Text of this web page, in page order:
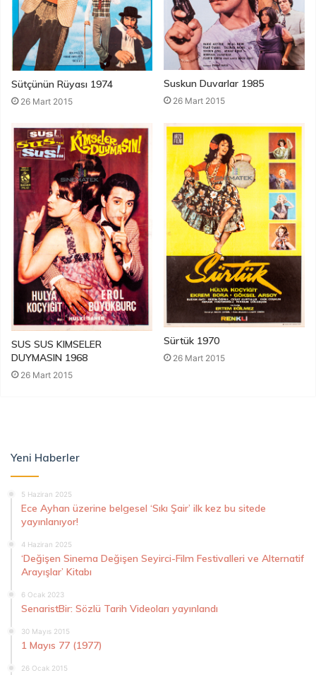
Sütçünün Rüyası 1974
26 Mart 2015
Suskun Duvarlar 1985
26 Mart 2015
SUS SUS KIMSELER
DUYMASIN 1968
26 Mart 2015
Sürtük 1970
26 Mart 2015
Yeni Haberler
5 Haziran 2025
Ece Ayhan üzerine belgesel ‘Sıkı Şair’ ilk kez bu sitede
yayınlanıyor!
4 Haziran 2025
‘Değişen Sinema Değişen Seyirci-Film Festivalleri ve Alternatif
Arayışlar’ Kitabı
6 Ocak 2023
SenaristBir: Sözlü Tarih Videoları yayınlandı
30 Mayıs 2015
1 Mayıs 77 (1977)
26 Ocak 2015